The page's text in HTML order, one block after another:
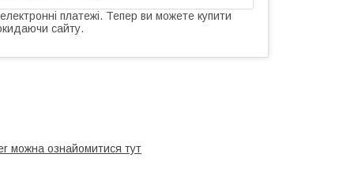
платежі. Тепер ви можете купити
сайту.
можна ознайомитися тут